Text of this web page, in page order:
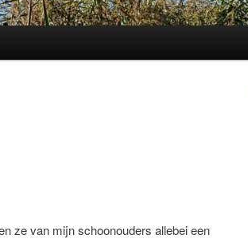
ze van mijn schoonouders allebei een